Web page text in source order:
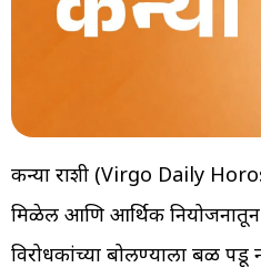
कन्या राशी (Virgo Daily
मिळेल आणि आर्थिक
विरोधकांच्या बोलण्याला बळी पडू